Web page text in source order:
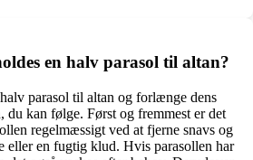
en halv parasol til altan?
parasol til altan og forlænge dens
du kan følge. Først og fremmest er det
regelmæssigt ved at fjerne snavs og
eller en fugtig klud. Hvis parasollen har